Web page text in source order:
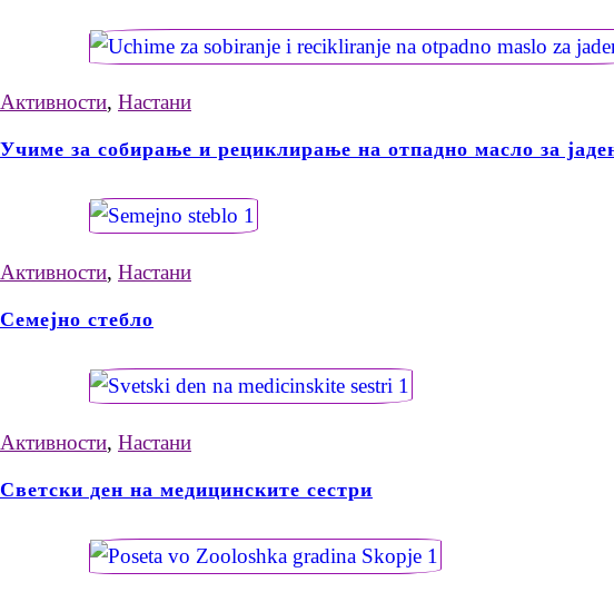
Активности, Настани
Учиме за собирање и рециклирање на отпадно масло за
Активности, Настани
Семејно стебло
Активности, Настани
Светски ден на медицинските сестри